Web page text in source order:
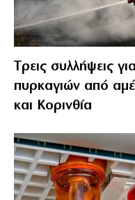
Tρεις συλλήψεις
πυρκαγιών από
και Κορινθία